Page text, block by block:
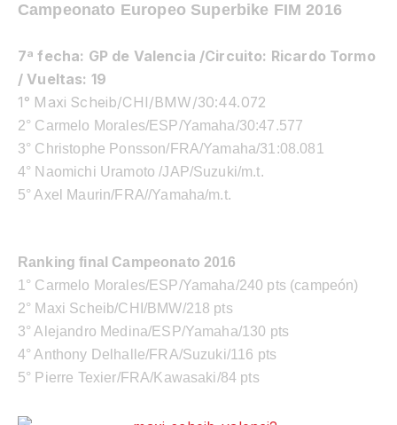
Campeonato Europeo Superbike FIM 2016
7ª fecha: GP de Valencia /Circuito: Ricardo Tormo
/ Vueltas: 19
1° Maxi Scheib/CHI/BMW/30:44.072
2° Carmelo Morales/ESP/Yamaha/30:47.577
3° Christophe Ponsson/FRA/Yamaha/31:08.081
4° Naomichi Uramoto /JAP/Suzuki/m.t.
5° Axel Maurin/FRA//Yamaha/m.t.
Ranking final Campeonato 2016
1° Carmelo Morales/ESP/Yamaha/240 pts (campeón)
2° Maxi Scheib/CHI/BMW/218 pts
3° Alejandro Medina/ESP/Yamaha/130 pts
4° Anthony Delhalle/FRA/Suzuki/116 pts
5° Pierre Texier/FRA/Kawasaki/84 pts